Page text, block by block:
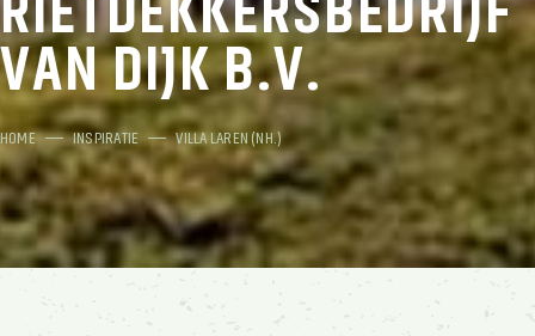
VAN DIJK B.V.
HOME INSPIRATIE VILLA LAREN (NH.)